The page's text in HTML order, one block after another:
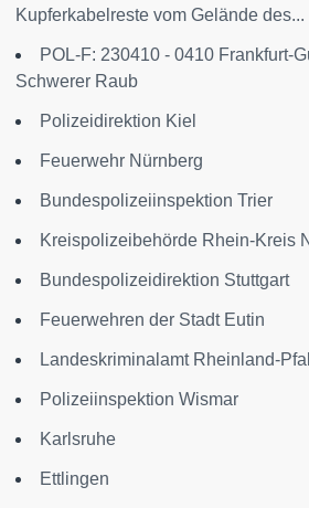
Kupferkabelreste vom Gelände des...
POL-F: 230410 - 0410 Frankfurt-
Schwerer Raub
Polizeidirektion Kiel
Feuerwehr Nürnberg
Bundespolizeiinspektion Trier
Kreispolizeibehörde Rhein-Kreis
Bundespolizeidirektion Stuttgart
Feuerwehren der Stadt Eutin
Landeskriminalamt Rheinland-
Polizeiinspektion Wismar
Karlsruhe
Ettlingen